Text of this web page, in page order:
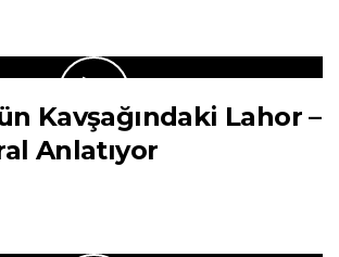
Kavşağındaki Lahor –
Anlatıyor